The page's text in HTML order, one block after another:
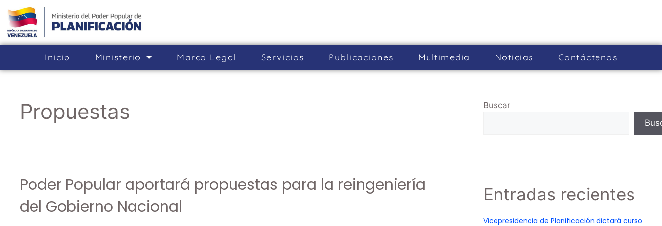
Inicio Ministerio Marco Legal Servicios Publicaciones Multimedia Noticias Cont­áctenos
Propuestas
Poder Popular aportará propuestas para la reingeniería
del Gobierno Nacional
Buscar
Entradas recientes
Vicepresidencia de Planificación dictará curso